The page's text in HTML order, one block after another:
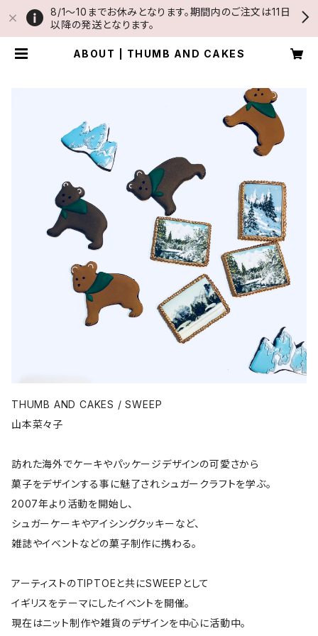
8/1〜10までお休みとなります。期間内のご注文は11日
以降の発送となります。
ABOUT | THUMB AND CAKES
THUMB AND CAKES / SWEEP
山本菜々子
訪れた海外でケーキやパッケージデザインの可愛さから
菓子をデザインする事に魅了されシュガークラフトを学ぶ。
2007年より活動を開始し、
シュガーケーキやアイシングクッキーなど、
雑誌やイベントなどの菓子制作に携わる。
アーティストのTIPTOEと共にSWEEPとして
イギリスをテーマにしたイベントを開催。
現在はニット制作や雑貨のデザインを中心に活動中。